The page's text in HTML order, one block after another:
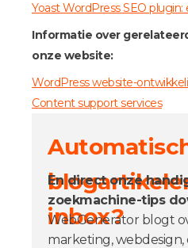
Yoast WordPress SEO plugin:
Informatie over
onze website:
WordPress website-
Content support services
inbox?
En direct onze
zoekmachine-tips
WebGenerator blogt
marketing,